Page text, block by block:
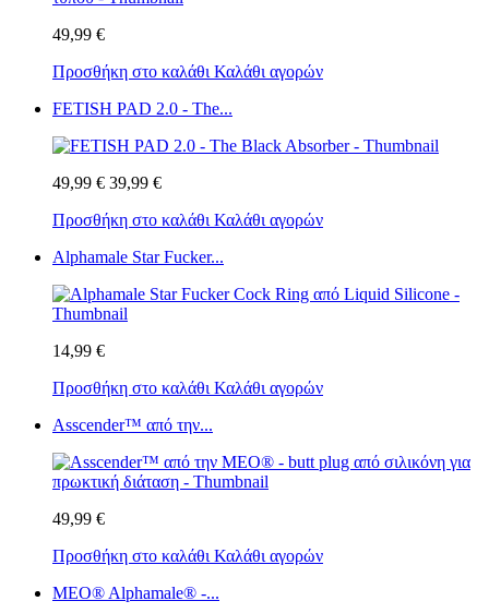
49,99 €
Προσθήκη στο καλάθι Καλάθι αγορών
FETISH PAD 2.0 - The...
49,99 € 39,99 €
Προσθήκη στο καλάθι Καλάθι αγορών
Alphamale Star Fucker...
14,99 €
Προσθήκη στο καλάθι Καλάθι αγορών
Asscender™ από την...
49,99 €
Προσθήκη στο καλάθι Καλάθι αγορών
MEO® Alphamale® -...